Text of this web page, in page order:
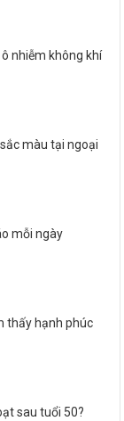
nhiễm không khí
màu tại ngoại
mỗi ngày
thấy hạnh phúc
sau tuổi 50?